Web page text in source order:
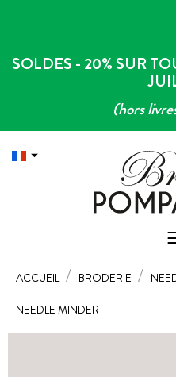
SOLDES - 20% SUR
(hors

ACCUEIL BRODERIE
NEEDLE MINDER